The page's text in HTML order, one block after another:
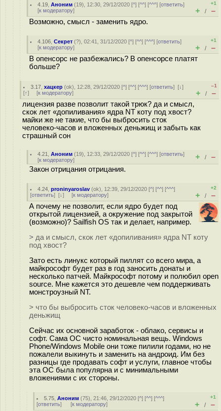
4.19 ,Аноним (19), 12:30, 29/12/2020 [^] [^^] [^^^] [ответить]
[к модератору]
+1
+ / –
Возможно, смысл - заменить ядро.
4.106 ,Секрет (?), 02:41, 31/12/2020 [^] [^^] [^^^] [ответить]
[к модератору]
+1
+ / –
В опенсорс не разбежались? В опенсорсе платят
больше?
3.17 ,хацкер (ok), 12:28, 29/12/2020 [^] [^^] [^^^] [ответить][↓]
[↑] [к модератору]
–1
+ / –
лицензия разве позволит такой трюк? да и смысл,
скок лет «допиливания» ядра NT коту под хвост?
майки же не такие, что бы выбросить сток
человеко-часов и вложенных деньжищ и забыть как
страшный сон
4.21 ,Аноним (19), 12:33, 29/12/2020 [^] [^^] [^^^] [ответить]
[к модератору] + / –
Закон отрицания отрицания.
4.24 ,proninyaroslav (ok), 12:39, 29/12/2020 [^] [^^] [^^^]
[ответить] [↓] [к модератору]
+2
+ / –
А почему не позволит, если ядро будет под
открытой лицензией, а окружение под закрытой
(возможно)? Sailfish OS так и делает, например.
> да и смысл, скок лет «допиливания» ядра NT коту
под хвост?
Зато есть линукс который пиллят со всего мира, а
майкрософт будет раз в год заносить донаты и
несколько патчей. Майкрософт потому и полюбил open
source. Мне кажется это дешевле чем поддерживать
монстроузный NT.
> что бы выбросить сток человеко-часов и вложенных
деньжищ
Сейчас их основной заработок - облако, сервисы и
софт. Сама ОС чисто номинальная вещь. Windows
Phone/Windows Mobile они тоже пилили годами, но не
пожалели выкинуть и заменить на андроид. Им без
разницы где продавать софт и услуги, главное чтобы
эта ОС была популярна и с минимальными
вложениями с их стороны.
5.75 ,Аноним (75), 21:46, 29/12/2020 [^] [^^] [^^^]
[ответить] [к модератору]
+1
+ / –